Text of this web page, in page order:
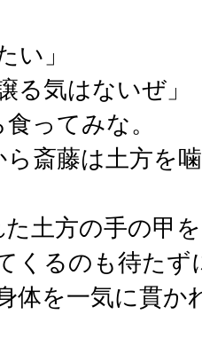
い」
る気はないぜ」
ってみな。
斎藤は土方を
土方の手の甲
くるのも待た
体を一気に貫